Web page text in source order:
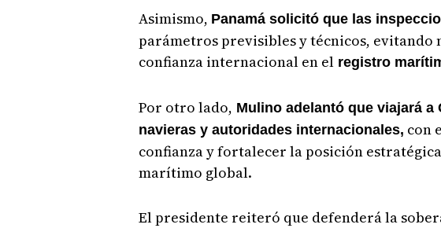
Asimismo, Panamá solicitó que las
parámetros previsibles y técnicos, evitando
confianza internacional en elregistro
Por otro lado, Mulino adelantó que viajará a
navieras y autoridades internacionales, con
confianza y fortalecer la posición
marítimo global.
El presidente reiteró que defenderá la